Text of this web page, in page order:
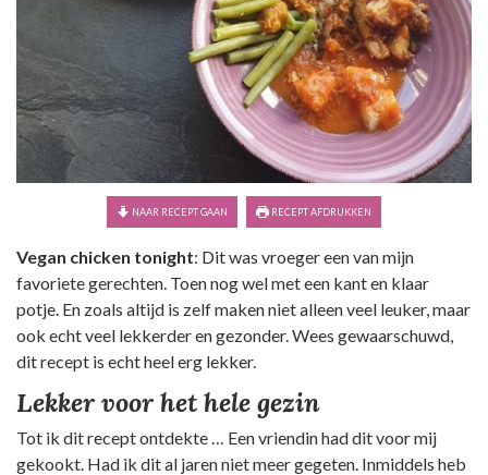
NAAR RECEPT GAAN RECEPT AFDRUKKEN
Vegan chicken tonight: Dit was vroeger een van mijn
favoriete gerechten. Toen nog wel met een kant en klaar
potje. En zoals altijd is zelf maken niet alleen veel leuker, maar
ook echt veel lekkerder en gezonder. Wees gewaarschuwd,
dit recept is echt heel erg lekker.
Lekker voor het hele gezin
Tot ik dit recept ontdekte … Een vriendin had dit voor mij
gekookt. Had ik dit al jaren niet meer gegeten. Inmiddels heb